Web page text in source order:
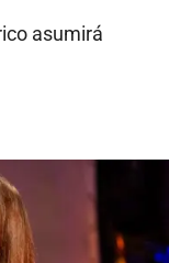
asumirá